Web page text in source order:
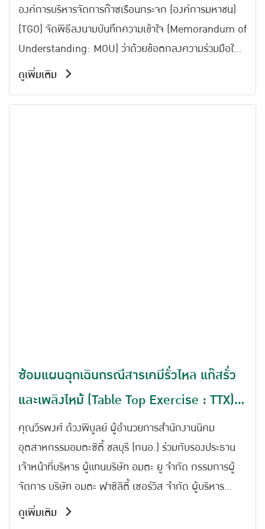
องค์การบริหารจัดการก๊าซเรือนกระจก (องค์การมหาชน)
(TGO) จัดพิธีลงนามบันทึกความเข้าใจ (Memorandum of
Understanding: MOU) ว่าด้วยข้อตกลงความร่วมมือใน
การดำเนินกิจกรรม เพื่อส่งเสริมการลดการปล่อยก๊าซเรือน
ทางคาร์บอน (Carbon Neutrality) ของประเทศไทย
ดูเพิ่มเติม
ซ้อมแผนฉุกเฉินกรณีสารเคมีรั่วไหล แก๊สรั่ว
และเพลิงไหม้ (Table Top Exercise : TTX)
ประจำปี 2569 ณ สำนักงานนิคมอุตสาหกรรม
อมตะซิตี้ ชลบุรี
คุณวีรพงศ์ ด้วงพิบูลย์ ผู้อำนวยการสำนักงานนิคม
อุตสาหกรรมอมตะซิตี้ ชลบุรี (กนอ.) ร่วมกับรองประธาน
เจ้าหน้าที่บริหาร ผู้แทนบริษัท อมตะ ยู จำกัด กรรมการผู้
จัดการ บริษัท อมตะ ฟาซิลิตี้ เซอร์วิส จำกัด ผู้บริหาร
บริษัท ไทย เซกิซุย โฟม จำกัด และ คุณไมตรี ประเสริฐ
ดูเพิ่มเติม